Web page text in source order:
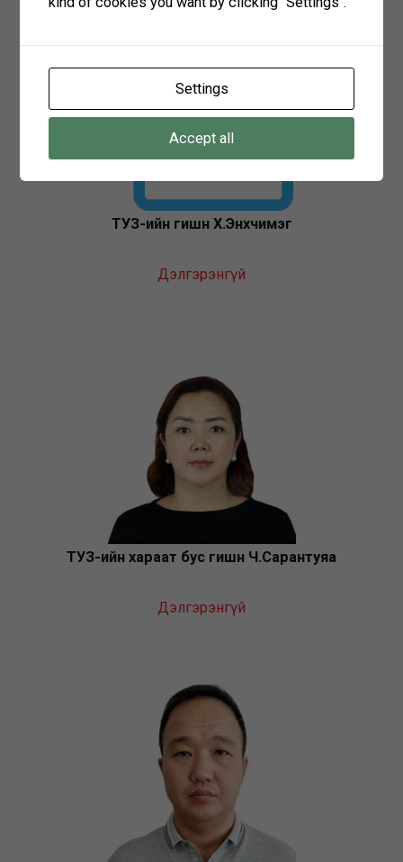
ТУЗ-ийн гишүүн Х.Энхчимэг
Дэлгэрэнгүй
ТУЗ-ийн хараат бус гишүүн Ч.Сарантуяа
Дэлгэрэнгүй
Settings
Accept all